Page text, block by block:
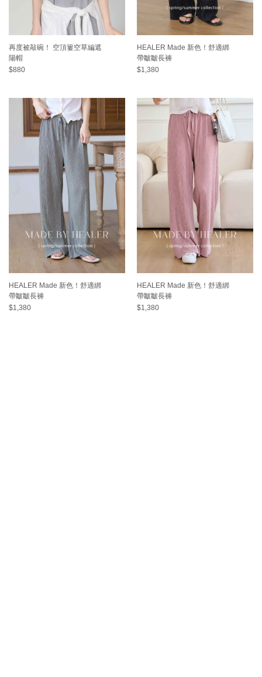
再度被敲碗！ 空頂簍空草編遮
陽帽
$880
HEALER Made 新色！舒適綁
帶皺皺長褲
$1,380
HEALER Made 新色！舒適綁
帶皺皺長褲
$1,380
HEALER Made 新色！舒適綁
帶皺皺長褲
$1,380